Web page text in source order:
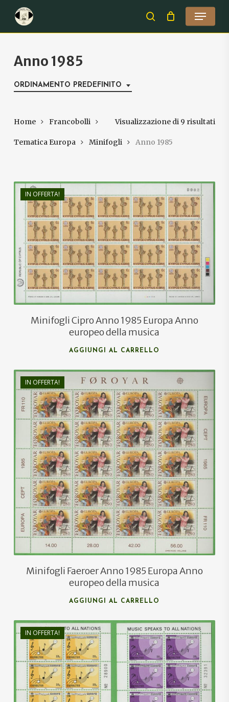
main
search
Menu
Anno 1985
ORDINAMENTO PREDEFINITO
Visualizzazione di 9 risultati
Home Francobolli
Tematica Europa Minifogli Anno 1985
IN OFFERTA!
€12,00
€7,00
Minifogli Cipro Anno 1985 Europa Anno
europeo della musica
AGGIUNGI AL CARRELLO
IN OFFERTA!
€25,00
€15,00
Minifogli Faeroer Anno 1985 Europa Anno
europeo della musica
AGGIUNGI AL CARRELLO
IN OFFERTA!
€
Close